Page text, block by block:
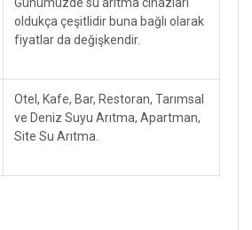
oldukça çeşitlidir buna bağlı olarak
fiyatlar da değişkendir.
Otel, Kafe, Bar, Restoran, Tarımsal
ve Deniz Suyu Arıtma, Apartman,
Site Su Arıtma.